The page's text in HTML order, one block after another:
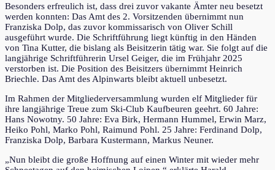
Besonders erfreulich ist, dass drei zuvor vakante Ämter neu besetzt
werden konnten: Das Amt des 2. Vorsitzenden übernimmt nun
Franziska Dolp, das zuvor kommissarisch von Oliver Schill
ausgeführt wurde. Die Schriftführung liegt künftig in den Händen
von Tina Kutter, die bislang als Beisitzerin tätig war. Sie folgt auf die
langjährige Schriftführerin Ursel Geiger, die im Frühjahr 2025
verstorben ist. Die Position des Beisitzers übernimmt Heinrich
Briechle. Das Amt des Alpinwarts bleibt aktuell unbesetzt.
Im Rahmen der Mitgliederversammlung wurden elf Mitglieder für
ihre langjährige Treue zum Ski-Club Kaufbeuren geehrt. 60 Jahre:
Hans Nowotny. 50 Jahre: Eva Birk, Hermann Hummel, Erwin Marz,
Heiko Pohl, Marko Pohl, Raimund Pohl. 25 Jahre: Ferdinand Dolp,
Franziska Dolp, Barbara Kustermann, Markus Neuner.
„Nun bleibt die große Hoffnung auf einen Winter mit wieder mehr